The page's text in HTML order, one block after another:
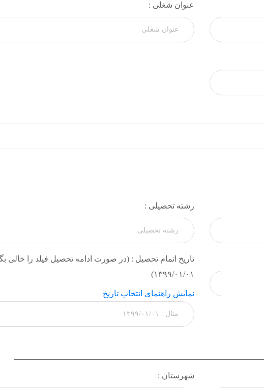
عنوان شغلی :
رشته تحصیلی :
تاریخ اتمام تحصیل : (در صورت ادامه تحصیل فیلد را خالی
۱۳۹۹/۰۱/۰۱)
نمایش راهنمای انتخاب تاریخ
شهرستان :